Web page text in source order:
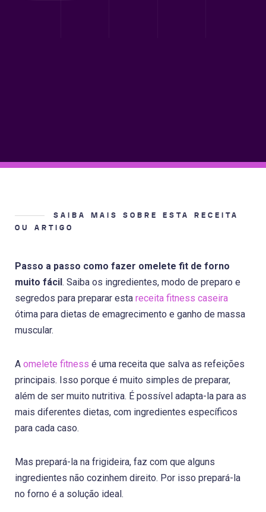
SAIBA MAIS SOBRE ESTA RECEITA
OU ARTIGO
Passo a passo como fazer omelete fit de forno
muito fácil. Saiba os ingredientes, modo de preparo e
segredos para preparar esta receita fitness caseira
ótima para dietas de emagrecimento e ganho de massa
muscular.
A omelete fitness é uma receita que salva as refeições
principais. Isso porque é muito simples de preparar,
além de ser muito nutritiva. É possível adapta-la para as
mais diferentes dietas, com ingredientes específicos
para cada caso.
Mas prepará-la na frigideira, faz com que alguns
ingredientes não cozinhem direito. Por isso prepará-la
no forno é a solução ideal.